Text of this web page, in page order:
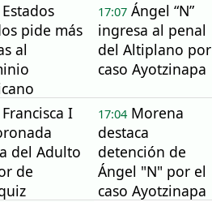
Estados
pide más
al
17:07Ángel “N”
ingresa al penal
del Altiplano por
caso Ayotzinapa
Francisca I
del Adulto
de
17:04Morena
destaca
detención de
Ángel "N" por el
caso Ayotzinapa